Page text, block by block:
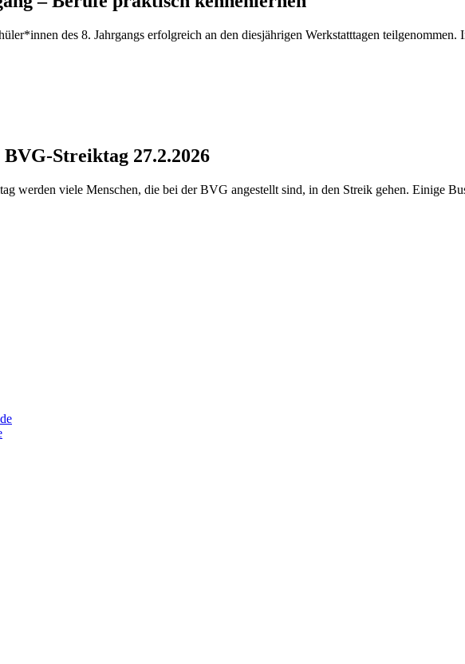
des 8. Jahrgangs erfolgreich an den diesjährigen Werkstatttagen
Streiktag 27.2.2026
werden viele Menschen, die bei der BVG angestellt sind, in den Streik gehen. Einige